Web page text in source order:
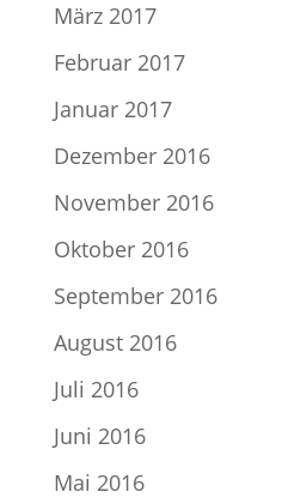
März 2017
Februar 2017
Januar 2017
Dezember 2016
November 2016
Oktober 2016
September 2016
August 2016
Juli 2016
Juni 2016
Mai 2016